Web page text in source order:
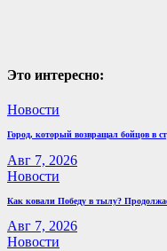
Это интересно:
Новости
Город, который возвращал бойцов в
Авг 7, 2026
Новости
Как ковали Победу в тылу?
Авг 7, 2026
Новости